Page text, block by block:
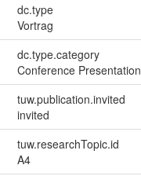
dc.type
Vortrag
dc.type.category
Conference Presentation
tuw.publication.invited
invited
tuw.researchTopic.id
A4